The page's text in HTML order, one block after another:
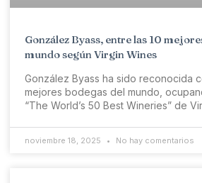
González Byass, entre las 10
mundo según Virgin Wines
González Byass ha sido reconocida
mejores bodegas del mundo,
“The World’s 50 Best Wineries” de
noviembre 18, 2025 No hay comentarios